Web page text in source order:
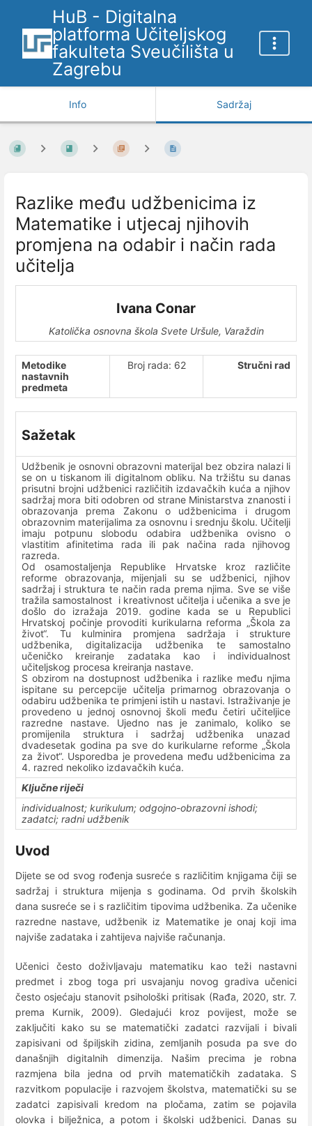
HuB - Digitalna
platforma Učiteljskog
fakulteta Sveučilišta u
Zagrebu
Info Sadržaj
Razlike među udžbenicima iz
Matematike i utjecaj njihovih
promjena na odabir i način rada
učitelja
Ivana Conar
Katolička osnovna škola Svete Uršule, Varaždin
Metodike
nastavnih
predmeta
Broj rada: 62 Stručni rad
Sažetak
Udžbenik je osnovni obrazovni materijal bez obzira nalazi li
se on u tiskanom ili digitalnom obliku. Na tržištu su danas
prisutni brojni udžbenici različitih izdavačkih kuća a njihov
sadržaj mora biti odobren od strane Ministarstva znanosti i
obrazovanja prema Zakonu o udžbenicima i drugom
obrazovnim materijalima za osnovnu i srednju školu. Učitelji
imaju potpunu slobodu odabira udžbenika ovisno o
vlastitim afinitetima rada ili pak načina rada njihovog
razreda.
Od osamostaljenja Republike Hrvatske kroz različite
reforme obrazovanja, mijenjali su se udžbenici, njihov
sadržaj i struktura te način rada prema njima. Sve se više
tražila samostalnost i kreativnost učitelja i učenika a sve je
došlo do izražaja 2019. godine kada se u Republici
Hrvatskoj počinje provoditi kurikularna reforma „Škola za
život“. Tu kulminira promjena sadržaja i strukture
udžbenika, digitalizacija udžbenika te samostalno
učeničko kreiranje zadataka kao i individualnost
učiteljskog procesa kreiranja nastave.
S obzirom na dostupnost udžbenika i razlike među njima
ispitane su percepcije učitelja primarnog obrazovanja o
odabiru udžbenika te primjeni istih u nastavi. Istraživanje je
provedeno u jednoj osnovnoj školi među četiri učiteljice
razredne nastave. Ujedno nas je zanimalo, koliko se
promijenila struktura i sadržaj udžbenika unazad
dvadesetak godina pa sve do kurikularne reforme „Škola
za život“. Usporedba je provedena među udžbenicima za
4. razred nekoliko izdavačkih kuća.
Ključne riječi
individualnost; kurikulum; odgojno-obrazovni ishodi;
zadatci; radni udžbenik
Uvod
Dijete se od svog rođenja susreće s različitim knjigama čiji se
sadržaj i struktura mijenja s godinama. Od prvih školskih
dana susreće se i s različitim tipovima udžbenika. Za učenike
razredne nastave, udžbenik iz Matematike je onaj koji ima
najviše zadataka i zahtijeva najviše računanja.
Učenici često doživljavaju matematiku kao teži nastavni
predmet i zbog toga pri usvajanju novog gradiva učenici
često osjećaju stanovit psihološki pritisak (Rađa, 2020, str. 7.
prema Kurnik, 2009). Gledajući kroz povijest, može se
zaključiti kako su se matematički zadatci razvijali i bivali
zapisivani od špiljskih zidina, zemljanih posuda pa sve do
današnjih digitalnih dimenzija. Našim precima je robna
razmjena bila jedna od prvih matematičkih zadataka. S
razvitkom populacije i razvojem školstva, matematički su se
zadatci zapisivali kredom na pločama, zatim se pojavila
olovka i bilježnica, a potom i školski udžbenici. Danas su